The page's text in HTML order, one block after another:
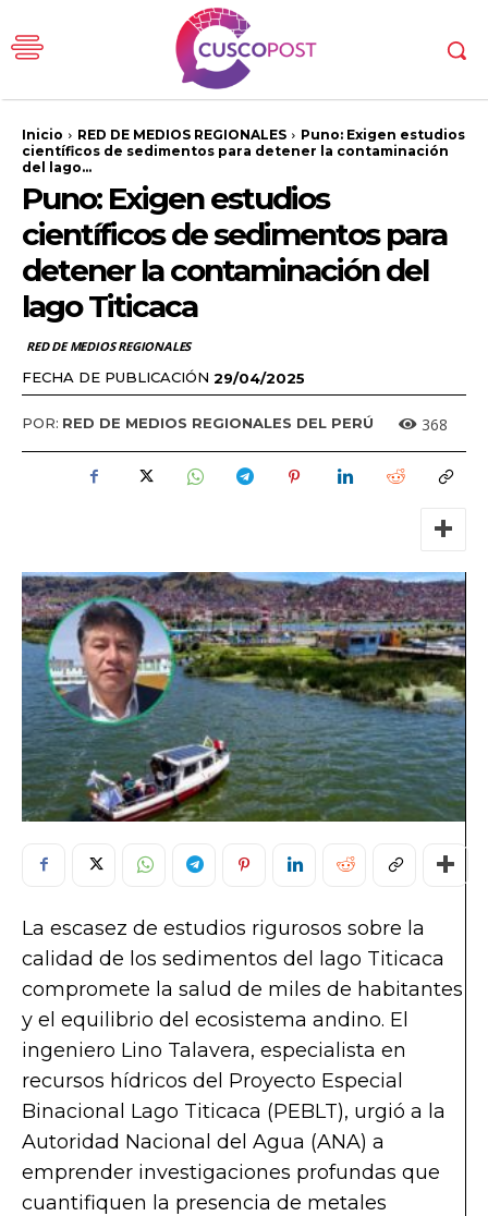
Inicio RED DE MEDIOS REGIONALES
Puno: Exigen estudios
científicos de sedimentos para detener la contaminación
del lago...
Puno: Exigen estudios
científicos de sedimentos para
detener la contaminación del
lago Titicaca
RED DE MEDIOS REGIONALES
FECHA DE PUBLICACIÓN 29/04/2025
POR: RED DE MEDIOS REGIONALES DEL PERÚ 368
La escasez de estudios rigurosos sobre la
calidad de los sedimentos del lago Titicaca
compromete la salud de miles de habitantes
y el equilibrio del ecosistema andino. El
ingeniero Lino Talavera, especialista en
recursos hídricos del Proyecto Especial
Binacional Lago Titicaca (PEBLT), urgió a la
Autoridad Nacional del Agua (ANA) a
emprender investigaciones profundas que
cuantifiquen la presencia de metales